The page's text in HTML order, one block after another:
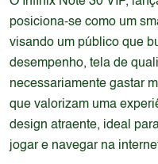
posiciona-se como um
visando um público que
desempenho, tela de
necessariamente gastar
que valorizam uma
design atraente, ideal
jogar e navegar na